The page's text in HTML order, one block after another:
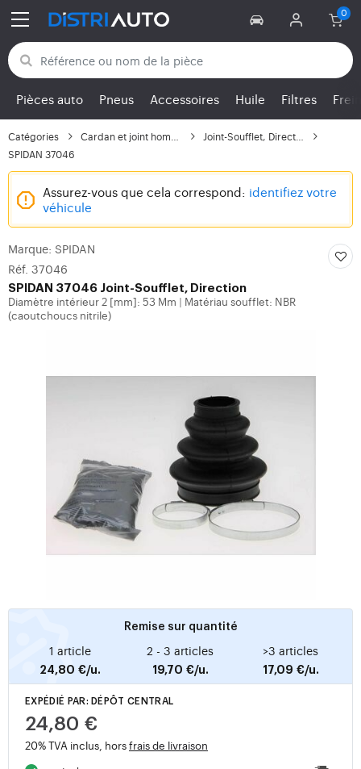
Retour aux catégories
Pièces auto Pneus Accessoires Huile Filtres
Catégories
SPIDAN 37046
Assurez-vous que cela correspond: identifiez votre
véhicule
Marque: SPIDAN
Réf. 37046
SPIDAN 37046 Joint-Soufflet, Direction
Diamètre intérieur 2 [mm]: 53 Mm
Matériau soufflet: NBR
(caoutchoucs nitrile)
Remise sur quantité
1 article
24,80 €/u.
2 - 3 articles
19,70 €/u.
>3 articles
17,09 €/u.
EXPÉDIÉ PAR: DÉPÔT CENTRAL
24,80 €
20% TVA inclus, horsfrais de livraison